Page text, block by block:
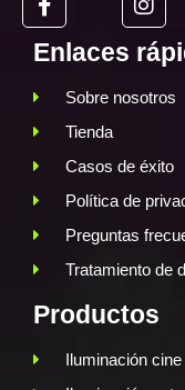
Enlaces
Sobre nosotros
Tienda
Casos de éxito
Política de
Preguntas
Tratamiento de
Productos
Iluminación